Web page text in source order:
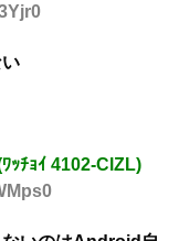
ｯﾁｮｲ 4102-ClZL)